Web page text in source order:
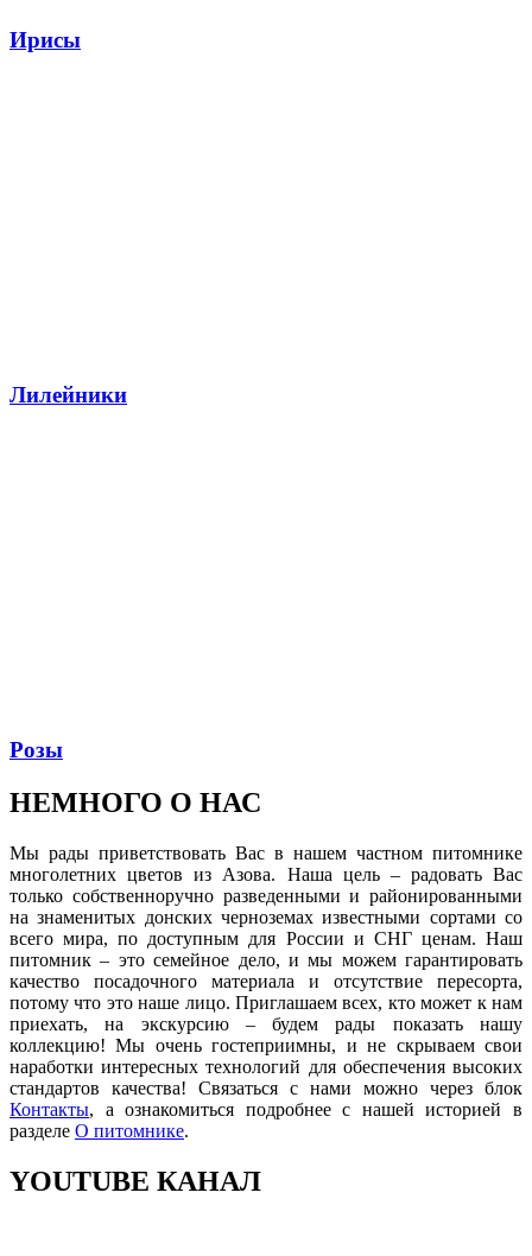
Ирисы
Лилейники
Розы
НЕМНОГО О НАС
Мы рады приветствовать Вас в нашем частном питомнике
многолетних цветов из Азова. Наша цель – радовать Вас
только собственноручно разведенными и районированными
на знаменитых донских черноземах известными сортами со
всего мира, по доступным для России и СНГ ценам. Наш
питомник – это семейное дело, и мы можем гарантировать
качество посадочного материала и отсутствие пересорта,
потому что это наше лицо. Приглашаем всех, кто может к нам
приехать, на экскурсию – будем рады показать нашу
коллекцию! Мы очень гостеприимны, и не скрываем свои
наработки интересных технологий для обеспечения высоких
стандартов качества! Связаться с нами можно через блок
Контакты, а ознакомиться подробнее с нашей историей в
разделе О питомнике.
YOUTUBE КАНАЛ